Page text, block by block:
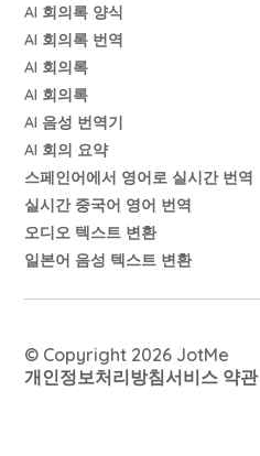
AI 회의록 양식
AI 회의록 번역
AI 회의록
AI 회의록
AI 음성 번역기
AI 회의 요약
스페인어에서 영어로 실시간 번역
실시간 중국어 영어 번역
오디오 텍스트 변환
일본어 음성 텍스트 변환
© Copyright 2026 JotMe
개인정보처리방침서비스 약관